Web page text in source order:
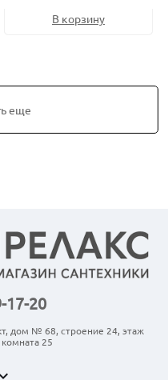
В корзину
еще
17-20
дом № 68, строение 24, этаж
25